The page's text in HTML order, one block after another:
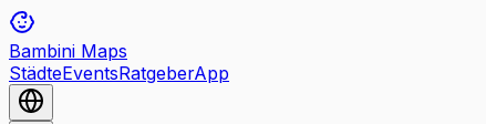
Bambini Maps
StädteEventsRatgeberApp